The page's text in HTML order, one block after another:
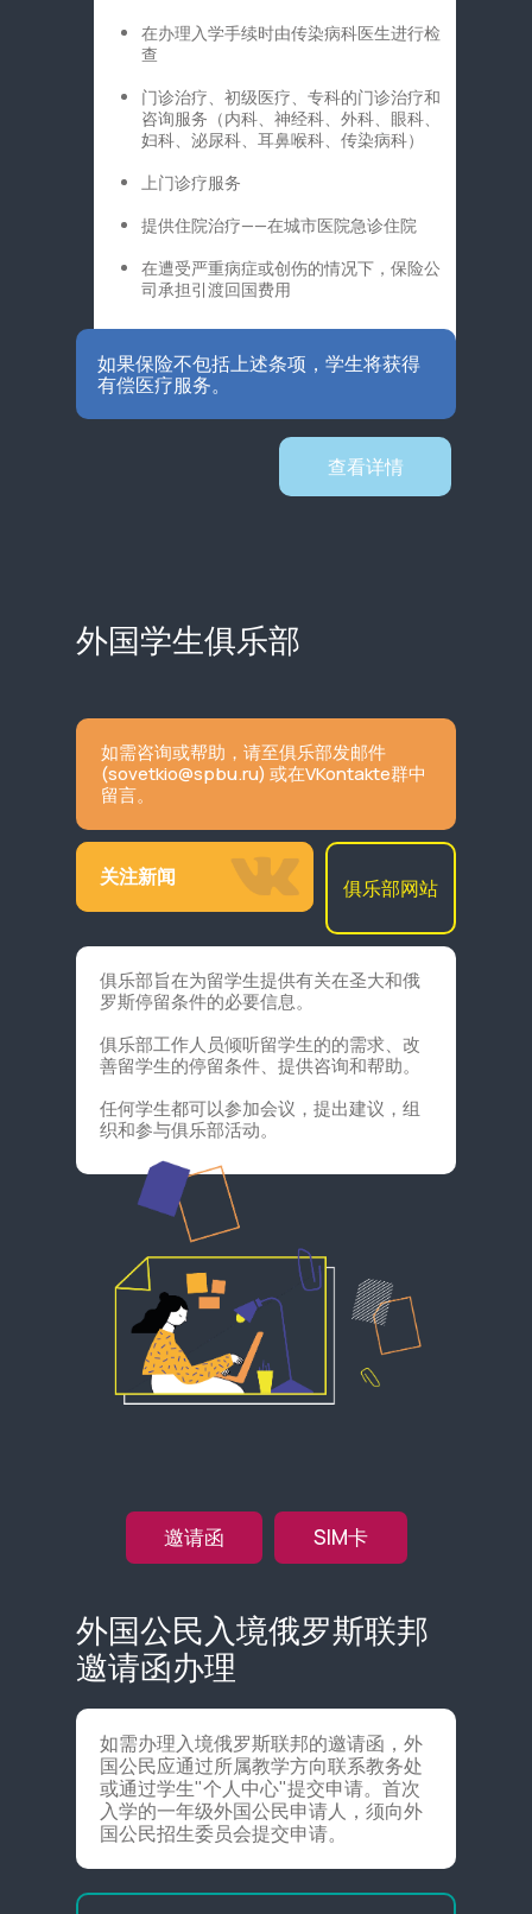
在办理入学手续时由传染病科医生进行检
查
门诊治疗、初级医疗、专科的门诊治疗和
咨询服务（内科、神经科、外科、眼科、
妇科、泌尿科、耳鼻喉科、传染病科）
上门诊疗服务
提供住院治疗——在城市医院急诊住院
在遭受严重病症或创伤的情况下，保险公
司承担引渡回国费用
如果保险不包括上述条项，学生将获得
有偿医疗服务。
查看详情
如需咨询或帮助，请至俱乐部发邮件
(sovetkio@spbu.ru) 或在VKontakte群中
留言。
外国学生俱乐部
关注新闻
俱乐部旨在为留学生提供有关在圣大和俄
罗斯停留条件的必要信息。
俱乐部工作人员倾听留学生的的需求、改
善留学生的停留条件、提供咨询和帮助。
任何学生都可以参加会议，提出建议，组
织和参与俱乐部活动。
俱乐部网站
SIM卡
邀请函
外国公民入境俄罗斯联邦
邀请函办理
如需办理入境俄罗斯联邦的邀请函，外
国公民应通过所属教学方向联系教务处
或通过学生"个人中心"提交申请。首次
入学的一年级外国公民申请人，须向外
国公民招生委员会提交申请。